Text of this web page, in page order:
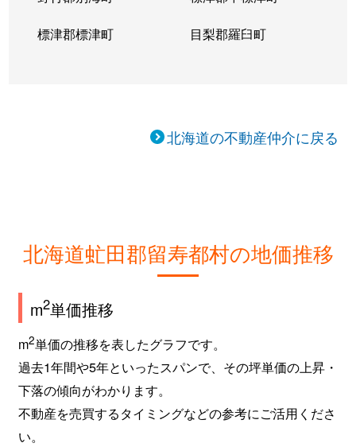
標津郡標津町 目梨郡羅臼町
北海道の不動産仲介に戻る
北海道虻田郡留寿都村の地価推移
m2単価推移
m2単価の推移を表したグラフです。
過去1年間や5年といったスパンで、その坪単価の上昇・
下落の傾向がわかります。
不動産を売買するタイミングなどの参考にご活用くださ
い。